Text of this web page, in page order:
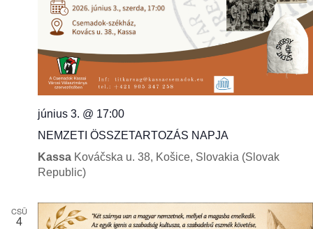
június 3. @ 17:00
NEMZETI ÖSSZETARTOZÁS NAPJA
Kassa Kováčska u. 38, Košice, Slovakia (Slovak
Republic)
CSÜ
4